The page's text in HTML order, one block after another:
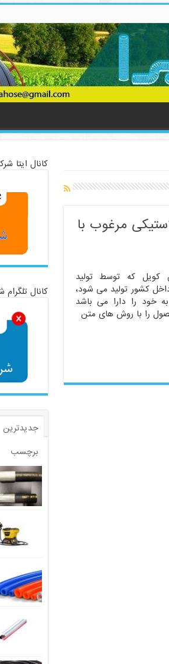
مرغوب با
که توسط تولید
کشور تولید می شود،
خود را دارا می باشد
را با روش های متن
کانال ایتا
کانال
جدیدترین
برچسب